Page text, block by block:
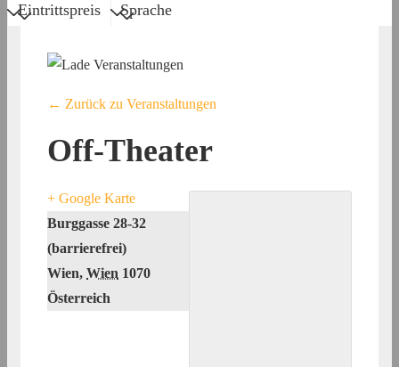
Eintrittspreis
Sprache
← Zurück zu Veranstaltungen
Off-Theater
+ Google Karte
Burggasse 28-32
(barrierefrei)
Wien, Wien 1070
Österreich